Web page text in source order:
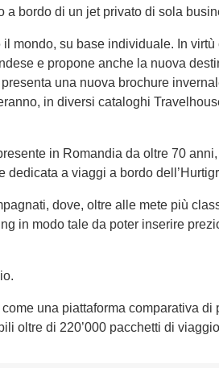
bordo di un jet privato di sola
mondo, su base individuale. In
e propone anche la nuova
una nuova brochure
in diversi cataloghi
in Romandia da oltre 70
a viaggi a bordo
dove, oltre alle mete più
in modo tale da poter inserire
una piattaforma comparativa
oltre di 220’000 pacchetti di